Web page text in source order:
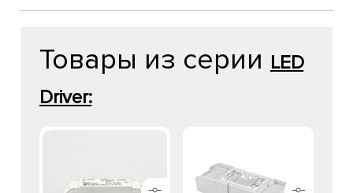
Товары из серии LED
Driver: